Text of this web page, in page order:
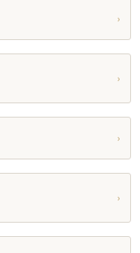
›
›
›
›